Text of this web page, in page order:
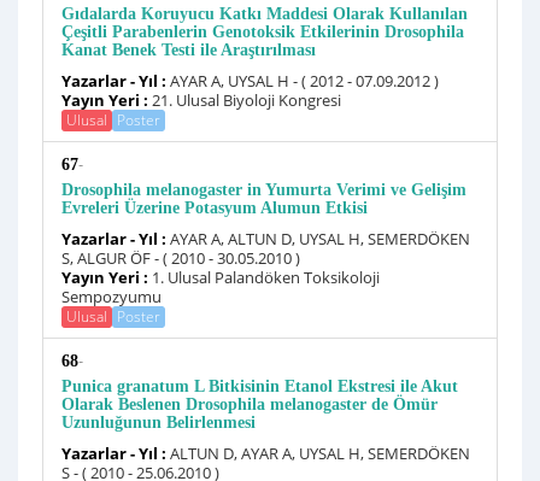
Gıdalarda Koruyucu Katkı Maddesi Olarak Kullanılan
Çeşitli Parabenlerin Genotoksik Etkilerinin Drosophila
Kanat Benek Testi ile Araştırılması
Yazarlar - Yıl : AYAR A, UYSAL H - ( 2012 - 07.09.2012 )
Yayın Yeri : 21. Ulusal Biyoloji Kongresi
Ulusal Poster
67-
Drosophila melanogaster in Yumurta Verimi ve Gelişim
Evreleri Üzerine Potasyum Alumun Etkisi
Yazarlar - Yıl : AYAR A, ALTUN D, UYSAL H, SEMERDÖKEN
S, ALGUR ÖF - ( 2010 - 30.05.2010 )
Yayın Yeri : 1. Ulusal Palandöken Toksikoloji
Sempozyumu
Ulusal Poster
68-
Punica granatum L Bitkisinin Etanol Ekstresi ile Akut
Olarak Beslenen Drosophila melanogaster de Ömür
Uzunluğunun Belirlenmesi
Yazarlar - Yıl : ALTUN D, AYAR A, UYSAL H, SEMERDÖKEN
S - ( 2010 - 25.06.2010 )